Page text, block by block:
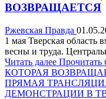
ВОЗВРАЩАЕТСЯ
Ржевская Правда
1 мая Тверская область
весны и труда.
Читать далее
КОТОРАЯ
ПРЯМАЯ
ДЕМОНСТРАЦИИ В